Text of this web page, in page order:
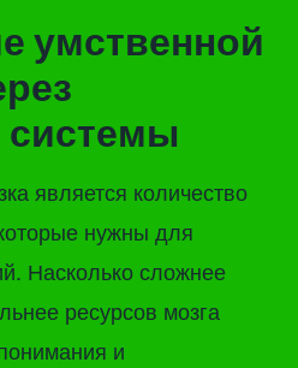
умственной
является количество
нужны для
Насколько сложнее
ресурсов мозга
и